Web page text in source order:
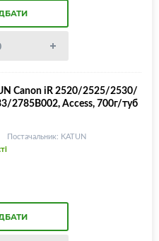
Canon iR 2520/2525/2530/
2785B002, Access, 700г/туб
Постачальник: KATUN